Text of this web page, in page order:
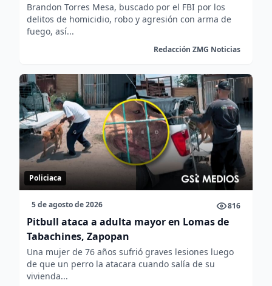
Brandon Torres Mesa, buscado por el FBI por los
delitos de homicidio, robo y agresión con arma de
fuego, así...
Redacción ZMG Noticias
Policiaca
5 de agosto de 2026 816
Pitbull ataca a adulta mayor en Lomas de
Tabachines, Zapopan
Una mujer de 76 años sufrió graves lesiones luego
de que un perro la atacara cuando salía de su
vivienda...